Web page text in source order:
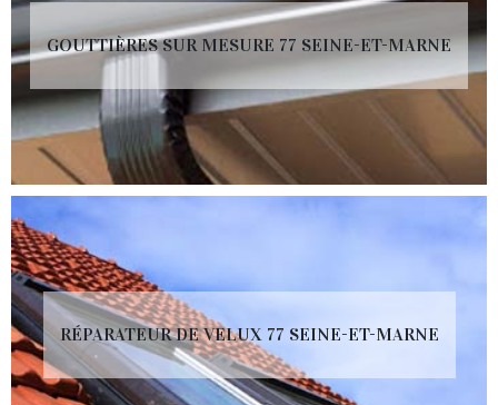
GOUTTIÈRES SUR MESURE 77 SEINE-ET-MARNE
RÉPARATEUR DE VELUX 77 SEINE-ET-MARNE